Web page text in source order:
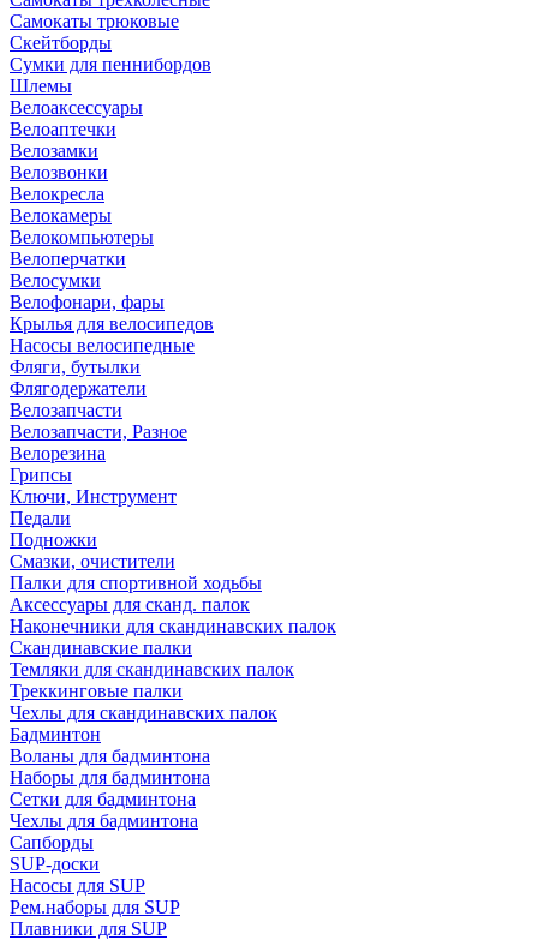
Самокаты трюковые
Скейтборды
Сумки для пеннибордов
Шлемы
Велоаксессуары
Велоаптечки
Велозамки
Велозвонки
Велокресла
Велокамеры
Велокомпьютеры
Велоперчатки
Велосумки
Велофонари, фары
Крылья для велосипедов
Насосы велосипедные
Фляги, бутылки
Флягодержатели
Велозапчасти
Велозапчасти, Разное
Велорезина
Грипсы
Ключи, Инструмент
Педали
Подножки
Смазки, очистители
Палки для спортивной ходьбы
Аксессуары для сканд. палок
Наконечники для скандинавских палок
Скандинавские палки
Темляки для скандинавских палок
Треккинговые палки
Чехлы для скандинавских палок
Бадминтон
Воланы для бадминтона
Наборы для бадминтона
Сетки для бадминтона
Чехлы для бадминтона
Сапборды
SUP-доски
Насосы для SUP
Рем.наборы для SUP
Плавники для SUP